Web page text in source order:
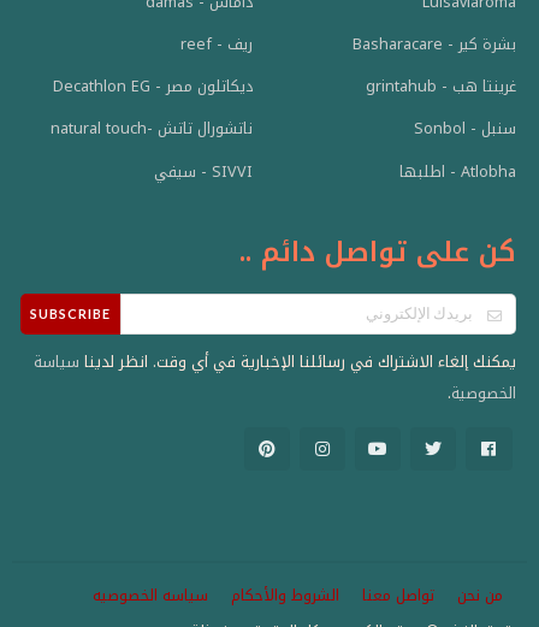
بشرة كير - Basharacare
ريف - reef
غرينتا هب - grintahub
ديكاتلون مصر - Decathlon EG
سنبل - Sonbol
ناتشورال تاتش -natural touch
Atlobha - اطلبها
SIVVI - سيفي
كن على تواصل دائم ..
SUBSCRIBE
يمكنك إلغاء الاشتراك في رسائلنا الإخبارية في أي وقت. انظر لدينا سياسة
الخصوصية.
من نحن تواصل معنا الشروط والأحكام سياسه الخصوصيه